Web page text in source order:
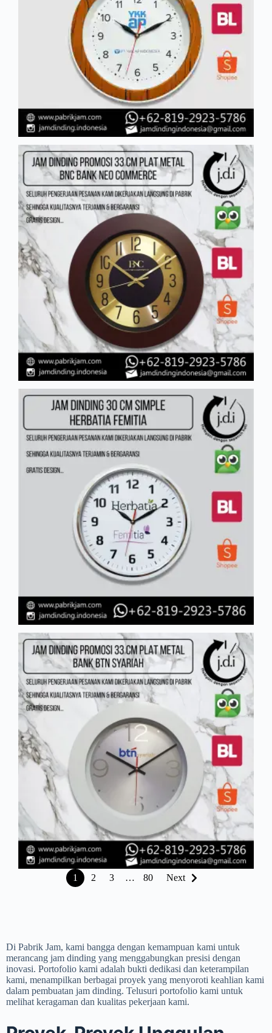
1 2 3 … 80 Next
Di Pabrik Jam, kami bangga dengan kemampuan kami untuk
merancang jam dinding yang menggabungkan presisi dengan
inovasi. Portofolio kami adalah bukti dedikasi dan keterampilan
kami, menampilkan berbagai proyek yang menyoroti keahlian kami
dalam pembuatan jam dinding. Telusuri portofolio kami untuk
melihat keragaman dan kualitas pekerjaan kami.